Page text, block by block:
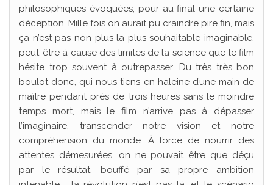
philosophiques évoquées, pour au final une certaine
déception. Mille fois on aurait pu craindre pire fin, mais
ça n’est pas non plus la plus souhaitable imaginable,
peut-être à cause des limites de la science que le film
hésite trop souvent à outrepasser. Du très très bon
boulot donc, qui nous tiens en haleine d’une main de
maître pendant près de trois heures sans le moindre
temps mort, mais le film n’arrive pas à dépasser
l’imaginaire, transcender notre vision et notre
compréhension du monde. À force de nourrir des
attentes démesurées, on ne pouvait être que déçu
par le résultat, bouffé par sa propre ambition